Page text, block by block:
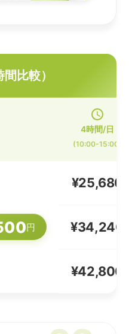
比較）
4時間/日
(10:00-15:00)
円
¥25,680
¥34,240
¥42,800